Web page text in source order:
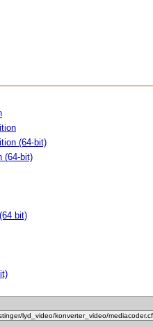
(64-bit)
(64-bit)
bit)